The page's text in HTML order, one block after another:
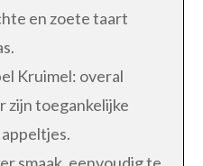
en zoete taart
Kruimel: overal
zijn toegankelijke